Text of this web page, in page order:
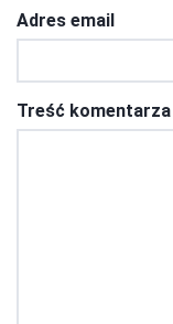
Adres email
Treść komentarza